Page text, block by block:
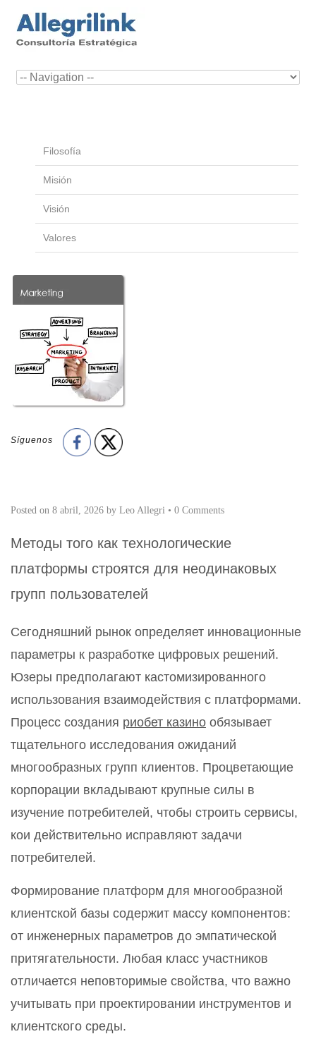
Filosofía
Misión
Visión
Valores
Síguenos
Posted on 8 abril, 2026 by Leo Allegri • 0 Comments
Методы того как технологические
платформы строятся для неодинаковых
групп пользователей
Сегодняшний рынок определяет инновационные
параметры к разработке цифровых решений.
Юзеры предполагают кастомизированного
использования взаимодействия с платформами.
Процесс создания риобет казино обязывает
тщательного исследования ожиданий
многообразных групп клиентов. Процветающие
корпорации вкладывают крупные силы в
изучение потребителей, чтобы строить сервисы,
кои действительно исправляют задачи
потребителей.
Формирование платформ для многообразной
клиентской базы содержит массу компонентов:
от инженерных параметров до эмпатической
притягательности. Любая класс участников
отличается неповторимые свойства, что важно
учитывать при проектировании инструментов и
клиентского среды.